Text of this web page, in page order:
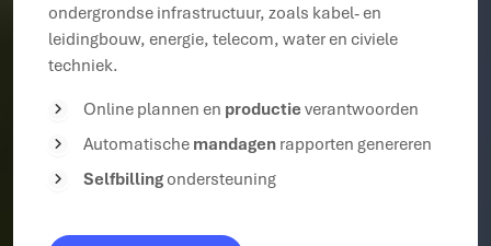
Werken bij
ondergrondse infrastructuur, zoals kabel- en
leidingbouw, energie, telecom, water en civiele
techniek.
Online plannen en productie verantwoorden
Automatische mandagen rapporten genereren
Selfbilling ondersteuning